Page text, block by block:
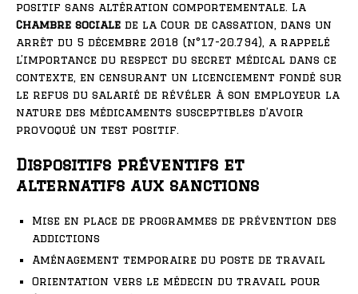
positif sans altération comportementale. La
Chambre sociale de la Cour de cassation, dans un
arrêt du 5 décembre 2018 (n°17-20.794), a rappelé
l’importance du respect du secret médical dans ce
contexte, en censurant un licenciement fondé sur
le refus du salarié de révéler à son employeur la
nature des médicaments susceptibles d’avoir
provoqué un test positif.
Dispositifs préventifs et
alternatifs aux sanctions
Mise en place de programmes de prévention des
addictions
Aménagement temporaire du poste de travail
Orientation vers le médecin du travail pour